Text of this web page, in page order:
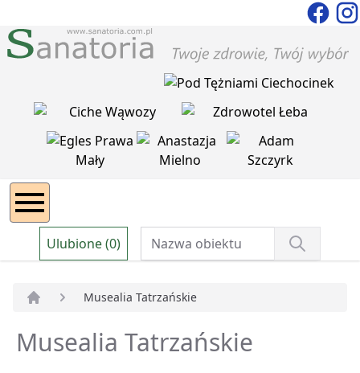
Ulubione (0)
Musealia Tatrzańskie
Musealia Tatrzańskie